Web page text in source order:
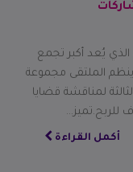
، الذي يُعد أكبر تجمع
ينظم الملتقى مجموعة
لمناقشة قضايا
للربح.تميز…
أكمل القراءة